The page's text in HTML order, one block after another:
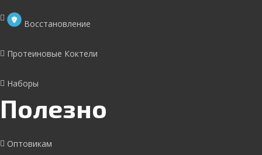
Восстановление
Протеиновые Коктели
Наборы
Полезно
Оптовикам